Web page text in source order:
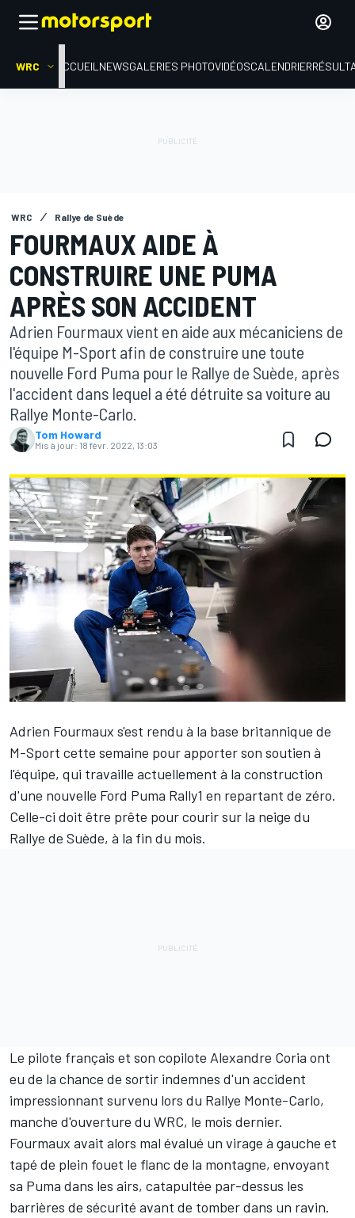
WRC ACCUEIL NEWSGALERIES PHOTOVIDÉOSCALENDRIER
WRC Rallye de Suède
FOURMAUX AIDE À
CONSTRUIRE UNE PUMA
APRÈS SON ACCIDENT
Adrien Fourmaux vient en aide aux mécaniciens de
l'équipe M-Sport afin de construire une toute
nouvelle Ford Puma pour le Rallye de Suède, après
l'accident dans lequel a été détruite sa voiture au
Rallye Monte-Carlo.
Tom Howard
Mis à jour: 18 févr. 2022, 13:03
Adrien Fourmaux s'est rendu à la base britannique de
M-Sport cette semaine pour apporter son soutien à
l'équipe, qui travaille actuellement à la construction
d'une nouvelle Ford Puma Rally1 en repartant de zéro.
Celle-ci doit être prête pour courir sur la neige du
Rallye de Suède, à la fin du mois.
Le pilote français et son copilote Alexandre Coria ont
eu de la chance de sortir indemnes d'un accident
impressionnant survenu lors du Rallye Monte-Carlo,
manche d'ouverture du WRC, le mois dernier.
Fourmaux avait alors mal évalué un virage à gauche et
tapé de plein fouet le flanc de la montagne, envoyant
sa Puma dans les airs, catapultée par-dessus les
barrières de sécurité avant de tomber dans un ravin.